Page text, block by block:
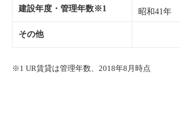
建設年度・管理年数※1 昭和41年
その他
※1 UR賃貸は管理年数、2018年8月時点